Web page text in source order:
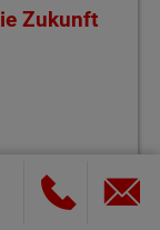
Zukunft
zwei